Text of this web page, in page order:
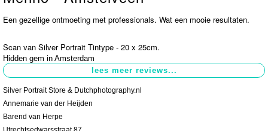
Contact
Een gezellige ontmoeting met professionals. Wat een mooie resultaten.
Scan van Silver Portrait Tintype - 20 x 25cm.
Hidden gem in Amsterdam
Silver Portrait Store & Dutchphotography.nl
Annemarie van der Heijden
Barend van Herpe